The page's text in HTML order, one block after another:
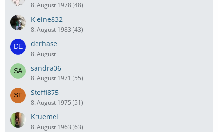
8. August 1978 (48)
Kleine832
8. August 1983 (43)
derhase
8. August
sandra06
8. August 1971 (55)
Steffi875
8. August 1975 (51)
Kruemel
8. August 1963 (63)